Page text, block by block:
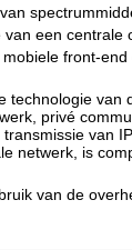
een
front-end
technologie van
privé
van
netwerk, is
van de